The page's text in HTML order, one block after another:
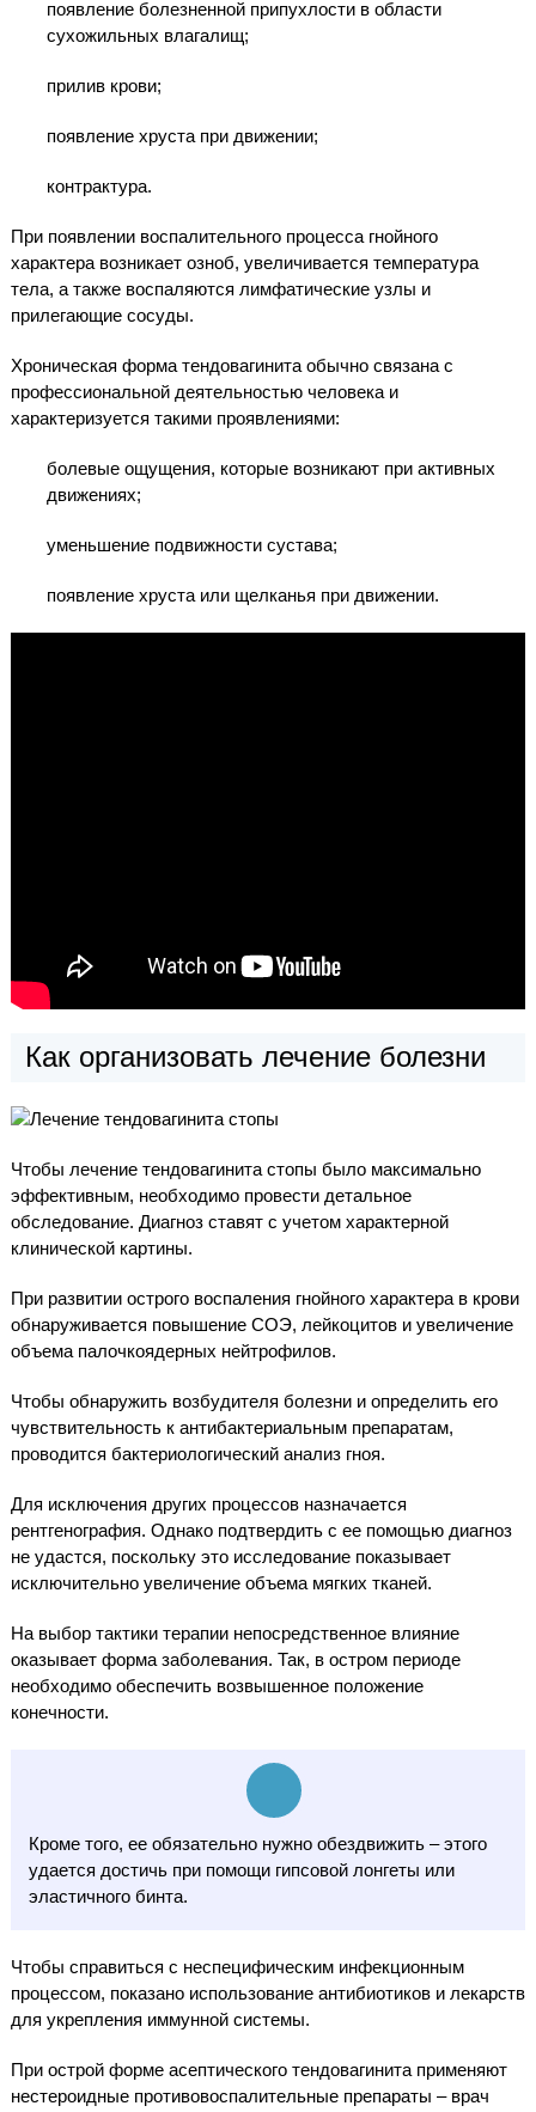
появление болезненной припухлости в области
сухожильных влагалищ;
прилив крови;
появление хруста при движении;
контрактура.
При появлении воспалительного процесса гнойного
характера возникает озноб, увеличивается температура
тела, а также воспаляются лимфатические узлы и
прилегающие сосуды.
Хроническая форма тендовагинита обычно связана с
профессиональной деятельностью человека и
характеризуется такими проявлениями:
болевые ощущения, которые возникают при активных
движениях;
уменьшение подвижности сустава;
появление хруста или щелканья при движении.
Как организовать лечение болезни
Чтобы лечение тендовагинита стопы было максимально
эффективным, необходимо провести детальное
обследование. Диагноз ставят с учетом характерной
клинической картины.
При развитии острого воспаления гнойного характера в крови
обнаруживается повышение СОЭ, лейкоцитов и увеличение
объема палочкоядерных нейтрофилов.
Чтобы обнаружить возбудителя болезни и определить его
чувствительность к антибактериальным препаратам,
проводится бактериологический анализ гноя.
Для исключения других процессов назначается
рентгенография. Однако подтвердить с ее помощью диагноз
не удастся, поскольку это исследование показывает
исключительно увеличение объема мягких тканей.
На выбор тактики терапии непосредственное влияние
оказывает форма заболевания. Так, в остром периоде
необходимо обеспечить возвышенное положение
конечности.
Кроме того, ее обязательно нужно обездвижить – этого
удается достичь при помощи гипсовой лонгеты или
эластичного бинта.
Чтобы справиться с неспецифическим инфекционным
процессом, показано использование антибиотиков и лекарств
для укрепления иммунной системы.
При острой форме асептического тендовагинита применяют
нестероидные противовоспалительные препараты – врач